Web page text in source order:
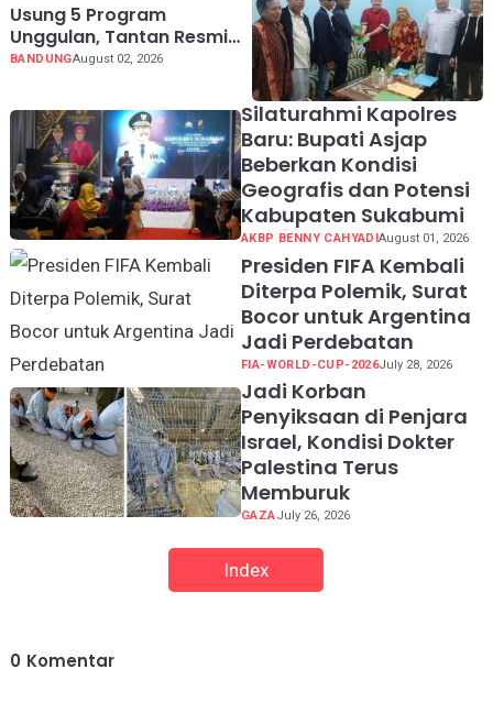
Usung 5 Program
Unggulan, Tantan Resmi
Mendaftar Calon Ketua
BANDUNGAugust 02, 2026
Silaturahmi Kapolres
Baru: Bupati Asjap
Beberkan Kondisi
Geografis dan Potensi
Kabupaten Sukabumi
AKBP BENNY CAHYADIAugust 01, 2026
Presiden FIFA Kembali
Diterpa Polemik, Surat
Bocor untuk Argentina
Jadi Perdebatan
FIA-WORLD-CUP-2026July 28, 2026
Jadi Korban
Penyiksaan di Penjara
Israel, Kondisi Dokter
Palestina Terus
Memburuk
GAZAJuly 26, 2026
Index
0 Komentar